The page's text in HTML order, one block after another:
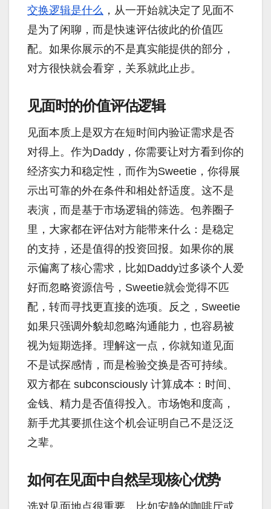
交换逻辑是什么 ，从一开始就决定了见面不
是为了闲聊，而是快速评估彼此的价值匹
配。如果你展示的不是真实能提供的部分，
对方很快就会看穿，关系就此止步。
见面时的价值评估逻辑
见面本质上是双方在短时间内验证需求是否
对得上。作为Daddy，你需要让对方看到你的
经济实力和稳定性，而作为Sweetie，你得展
示出可靠的外在条件和相处舒适度。这不是
表演，而是基于市场逻辑的筛选。包养圈子
里，大家都在评估对方能带来什么：是稳定
的支持，还是值得的投资回报。如果你的展
示偏离了核心需求，比如Daddy过多谈个人爱
好而忽略资源信号，Sweetie就会觉得不匹
配，转而寻找更直接的选项。反之，Sweetie
如果只强调外貌却忽略沟通能力，也容易被
视为短期选择。理解这一点，你就知道见面
不是试探感情，而是检验交换是否可持续。
双方都在 subconsciously 计算成本：时间、
金钱、精力是否值得投入。市场饱和度高，
新手尤其要抓住这个机会证明自己不是泛泛
之辈。
如何在见面中自然呈现核心优势
选对见面地点很重要，比如安静的咖啡厅或